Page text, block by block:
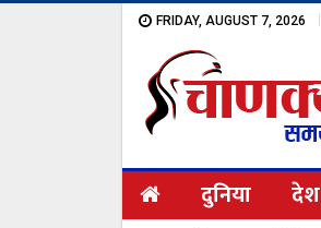
FRIDAY, AUGUST 7, 2026
दुनिया देश